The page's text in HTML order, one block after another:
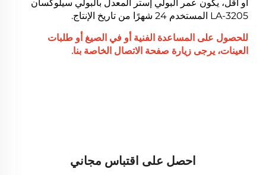
أو أقل، يكون عمر البولي إستر المعدل بالبولي سيلوكسان
LA-3205 المستخدم 24 شهرًا من تاريخ الإنتاج.
للحصول على المساعدة الفنية أو في الصيغ أو طلبات
العينات، يرجى زيارة صفحة الاتصال الخاصة بنا.
احصل على اقتباس مجاني